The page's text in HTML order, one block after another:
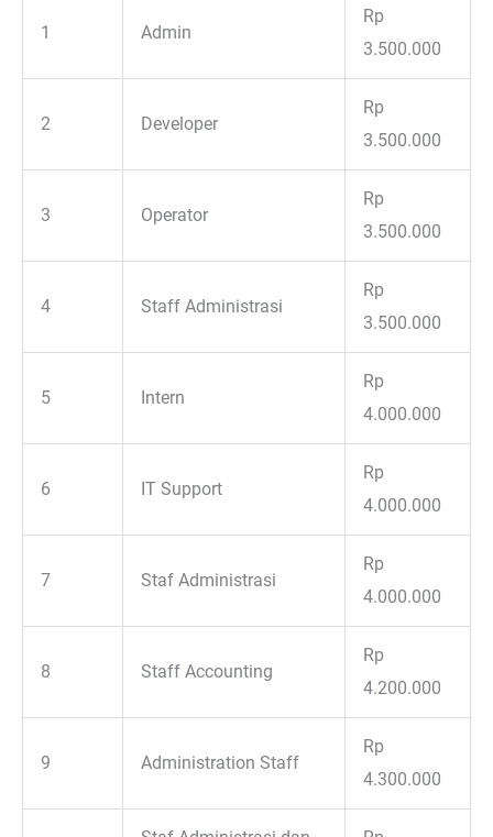
1 Admin
Rp
3.500.000
2 Developer
Rp
3.500.000
3 Operator
Rp
3.500.000
4 Staff Administrasi
Rp
3.500.000
5 Intern
Rp
4.000.000
6 IT Support
Rp
4.000.000
7 Staf Administrasi
Rp
4.000.000
8 Staff Accounting
Rp
4.200.000
9 Administration Staff
Rp
4.300.000